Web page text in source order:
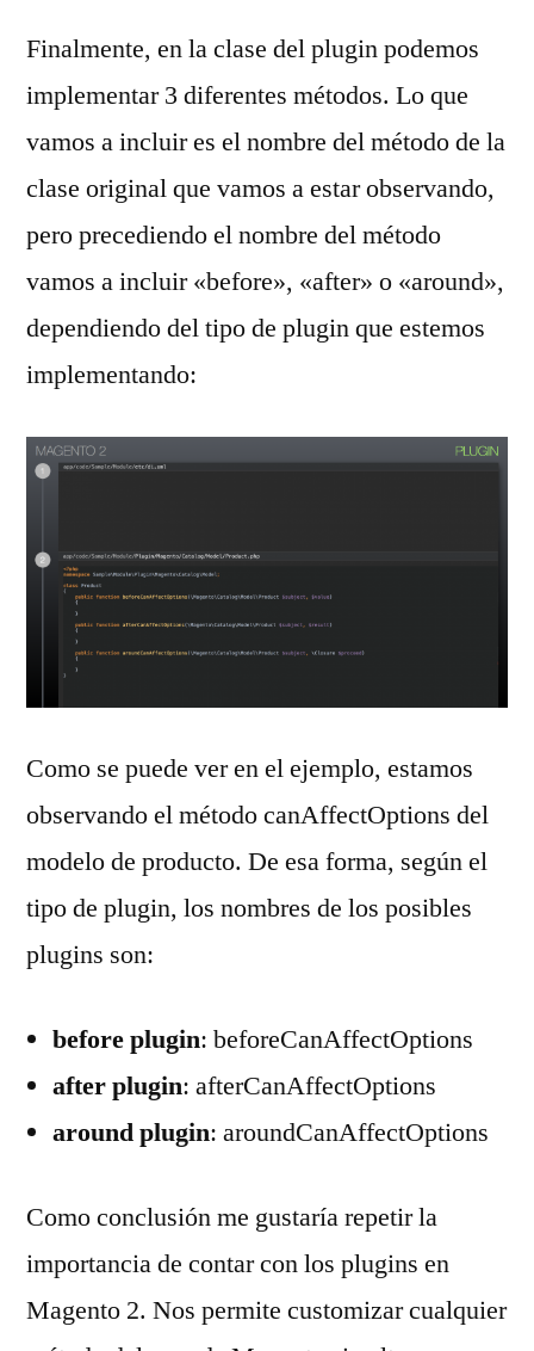
Finalmente, en la clase del plugin podemos
implementar 3 diferentes métodos. Lo que
vamos a incluir es el nombre del método de la
clase original que vamos a estar observando,
pero precediendo el nombre del método
vamos a incluir «before», «after» o «around»,
dependiendo del tipo de plugin que estemos
implementando:
Como se puede ver en el ejemplo, estamos
observando el método canAffectOptions del
modelo de producto. De esa forma, según el
tipo de plugin, los nombres de los posibles
plugins son:
before plugin: beforeCanAffectOptions
after plugin: afterCanAffectOptions
around plugin: aroundCanAffectOptions
Como conclusión me gustaría repetir la
importancia de contar con los plugins en
Magento 2. Nos permite customizar cualquier